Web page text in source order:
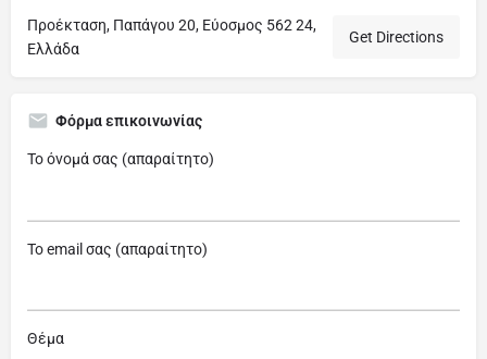
Προέκταση, Παπάγου 20, Εύοσμος 562 24,
Ελλάδα
Get Directions
Φόρμα επικοινωνίας
Το όνομά σας (απαραίτητο)
Το email σας (απαραίτητο)
Θέμα